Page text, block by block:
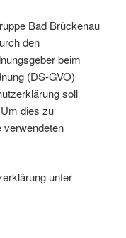
Bad Brückenau
den
beim
(DS-GVO)
soll
dies zu
verwendeten
unter